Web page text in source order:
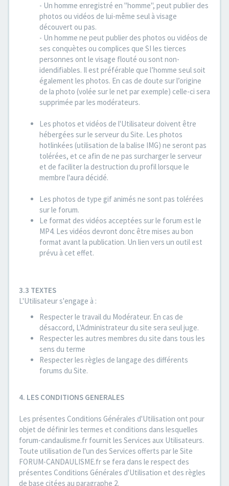
- Un homme enregistré en "homme", peut publier des
photos ou vidéos de lui-même seul à visage
découvert ou pas.
- Un homme ne peut publier des photos ou vidéos de
ses conquètes ou complices que SI les tierces
personnes ont le visage flouté ou sont non-
idendifiables. Il est préférable que l’homme seul soit
également les photos. En cas de doute sur l’origine
de la photo (volée sur le net par exemple) celle-ci sera
supprimée par les modérateurs.
Les photos et vidéos de l'Utilisateur doivent être
hébergées sur le serveur du Site. Les photos
hotlinkées (utilisation de la balise IMG) ne seront pas
tolérées, et ce afin de ne pas surcharger le serveur
et de faciliter la destruction du profil lorsque le
membre l'aura décidé.
Les photos de type gif animés ne sont pas tolérées
sur le forum.
Le format des vidéos acceptées sur le forum est le
MP4. Les vidéos devront donc être mises au bon
format avant la publication. Un lien vers un outil est
prévu à cet effet.
3.3 TEXTES
L'Utilisateur s'engage à :
Respecter le travail du Modérateur. En cas de
désaccord, L'Administrateur du site sera seul juge.
Respecter les autres membres du site dans tous les
sens du terme
Respecter les règles de langage des différents
forums du Site.
4. LES CONDITIONS GENERALES
Les présentes Conditions Générales d'Utilisation ont pour
objet de définir les termes et conditions dans lesquelles
forum-candaulisme.fr fournit les Services aux Utilisateurs.
Toute utilisation de l'un des Services offerts par le Site
FORUM-CANDAULISME.fr se fera dans le respect des
présentes Conditions Générales d'Utilisation et des règles
de base citées au paragraphe 2.